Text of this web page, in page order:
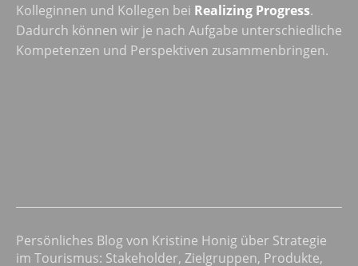
Kolleginnen und Kollegen bei Realizing Progress.
Dadurch können wir je nach Aufgabe unterschiedliche
Kompetenzen und Perspektiven zusammenbringen.
Persönliches Blog von Kristine Honig über Strategie
im Tourismus: Stakeholder, Zielgruppen, Produkte,